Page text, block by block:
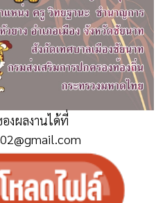
งผลงานได้ที่